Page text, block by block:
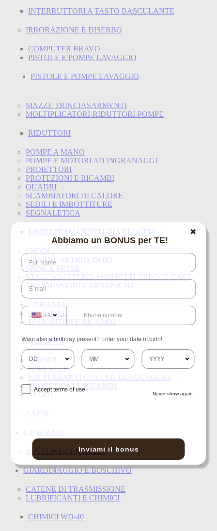
INTERRUTTORI A TASTO BASCULANTE
IRRORAZIONE E DISERBO
COMPUTER BRAVO
PISTOLE E POMPE LAVAGGIO
PISTOLE E POMPE LAVAGGIO
MAZZE TRINCIASARMENTI
MOLTIPLICATORI-RIDUTTORI-POMPE
RIDUTTORI
POMPE A MANO
POMPE E MOTORI AD INGRANAGGI
PROIETTORI
PROTEZIONI E RICAMBI
QUADRI
SCAMBIATORI DI CALORE
SEDILI E IMBOTTITURE
SEGNALETICA
LIMITI PERMANENTI DI VELOCITA'
SNODI
SPECCHI RETROVISORI
SPINE E PRESE
STACCABATTERIE-MORSETTI-TRECCE-CAVI
TRASMISSIONI CARDANICHE
CARDANI
CROCIERE
DISPOSITIVI E RICAMBI
FRIZIONI
FERODI
FORCELLE
KIT PULSANTI-COLLAR-BLOCCAGGIO
PROTEZIONI E RICAMBI
SNODI
ZAPPE
GENERICO
BULLONE CENTRALE
GIARDINAGGIO E BOSCHIVO
CATENE DI TRASMISSIONE
LUBRIFICANTI E CHIMICI
CHIMICI WD-40
✖
Abbiamo un BONUS per TE!
+1
Want also a birthday present? Enter your date of birth!
Accept terms of use
Never show again
Inviami il bonus